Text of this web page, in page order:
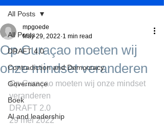
All Posts
DRAFT 4.0
Contradiction and Democracy
Governance
Boek
AI and leadership
All Posts
Op Curaçao moeten wij
onze mindset veranderen
mpgoede
May 29, 2022 1 min read
Op Curaçao moeten wij onze mindset
veranderen
DRAFT 2.0
29 mei 2022